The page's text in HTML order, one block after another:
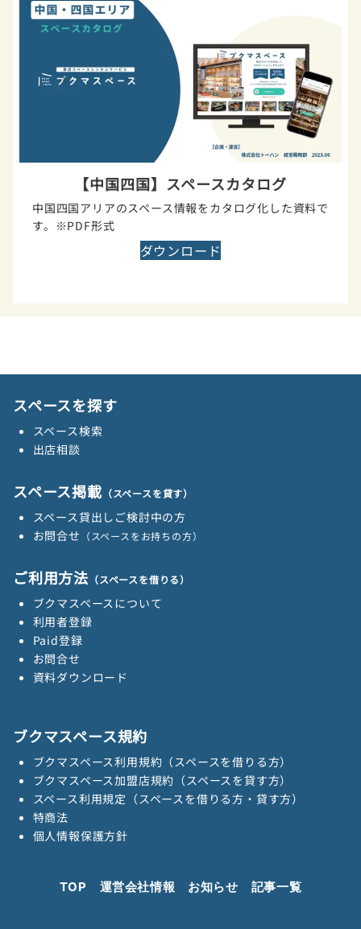
【中国四国】スペースカタログ
中国四国アリアのスペース情報をカタログ化した資料で
す。※PDF形式
ダウンロード
スペースを探す
スペース検索
出店相談
スペース掲載 （スペースを貸す）
スペース貸出しご検討中の方
お問合せ （スペースをお持ちの方）
ご利用方法 （スペースを借りる）
ブクマスペースについて
利用者登録
Paid登録
お問合せ
資料ダウンロード
ブクマスペース規約
ブクマスペース利用規約（スペースを借りる方）
ブクマスペース加盟店規約（スペースを貸す方）
スペース利用規定（スペースを借りる方・貸す方）
特商法
個人情報保護方針
TOP 運営会社情報 お知らせ 記事一覧